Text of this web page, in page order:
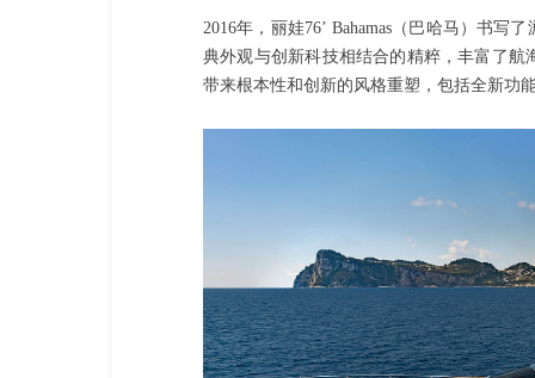
2016年，丽娃76’ Bahamas（巴哈马）书写
典外观与创新科技相结合的精粹，丰富了
带来根本性和创新的风格重塑，包括全新功